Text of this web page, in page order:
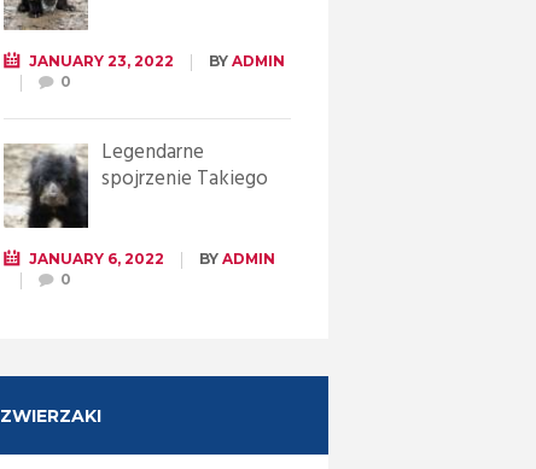
JANUARY 23, 2022 BY ADMIN
0
Legendarne
spojrzenie Takiego
JANUARY 6, 2022 BY ADMIN
0
ZWIERZAKI